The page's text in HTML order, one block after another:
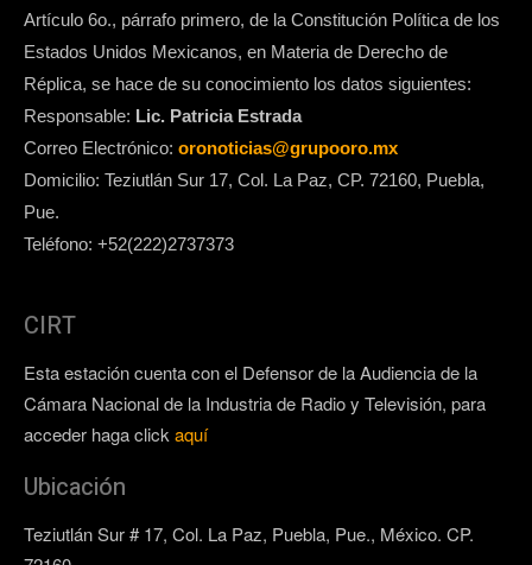
Artículo 6o., párrafo primero, de la Constitución Política de los
Estados Unidos Mexicanos, en Materia de Derecho de
Réplica, se hace de su conocimiento los datos siguientes:
Responsable: Lic. Patricia Estrada
Correo Electrónico: oronoticias@grupooro.mx
Domicilio: Teziutlán Sur 17, Col. La Paz, CP. 72160, Puebla,
Pue.
Teléfono: +52(222)2737373
CIRT
Esta estación cuenta con el Defensor de la Audiencia de la
Cámara Nacional de la Industria de Radio y Televisión, para
acceder haga click aquí
Ubicación
Teziutlán Sur # 17, Col. La Paz, Puebla, Pue., México. CP.